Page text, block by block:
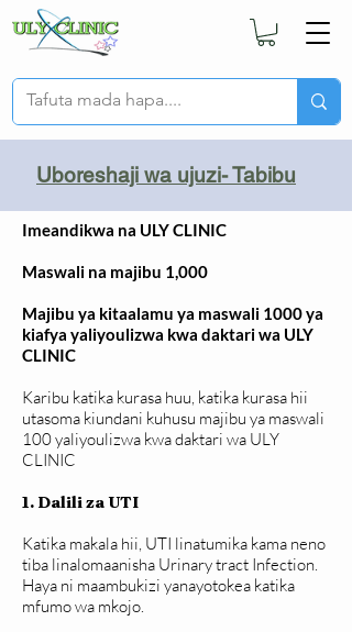
Uboreshaji wa ujuzi- Tabibu
Imeandikwa na ULY CLINIC
Maswali na majibu 1,000
Majibu ya kitaalamu ya maswali 1000 ya
kiafya yaliyoulizwa kwa daktari wa ULY
CLINIC
Karibu katika kurasa huu, katika kurasa hii
utasoma kiundani kuhusu majibu ya maswali
100 yaliyoulizwa kwa daktari wa ULY
CLINIC
1. Dalili za UTI
Katika makala hii, UTI linatumika kama neno
tiba linalomaanisha Urinary tract Infection.
Haya ni maambukizi yanayotokea katika
mfumo wa mkojo.